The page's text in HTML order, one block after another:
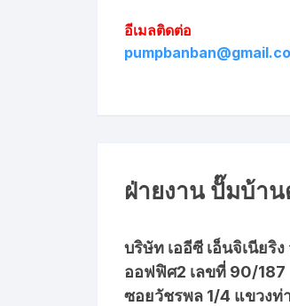
อีเมลติดต่อ
ฝ่ายงาน ปั๊มบ้า
บริษัท เออีซี เอ็นจิเนียริง
ออฟฟิศ2 เลขที่ 90/187
ซอยวัชรพล 1/4 แขวงท่